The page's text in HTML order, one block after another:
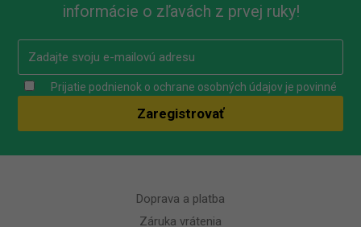
informácie o zľavách z prvej ruky!
Prijatie podnienok o ochrane osobných údajov je povinné
Doprava a platba
Záruka vrátenia